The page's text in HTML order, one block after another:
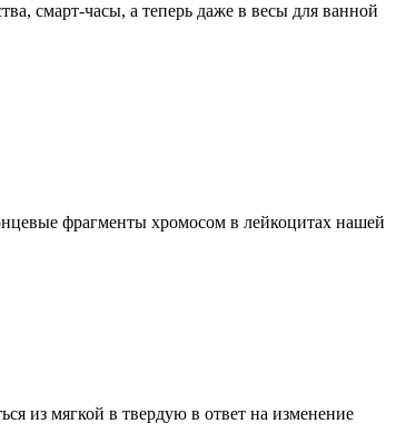
смарт-часы, а теперь даже в весы для ванной
фрагменты хромосом в лейкоцитах нашей
из мягкой в твердую в ответ на изменение